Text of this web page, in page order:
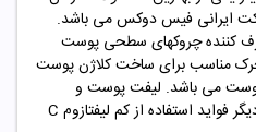
ایرانی فیس دوکس می باشد.
کننده چروکهای سطحی پوست
مناسب برای ساخت کلاژن پوست
می باشد. لیفت پوست و